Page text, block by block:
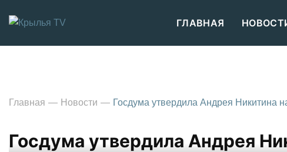
ГЛАВНАЯ
Главная Новости Госдума утвердила Андрея Никитина
Госдума утвердила Андрея